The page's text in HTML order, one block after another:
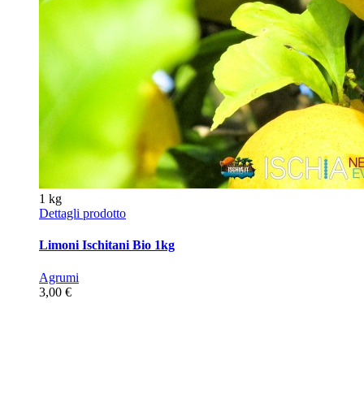
1 kg
Dettagli prodotto
Limoni Ischitani Bio 1kg
Agrumi
3,00 €